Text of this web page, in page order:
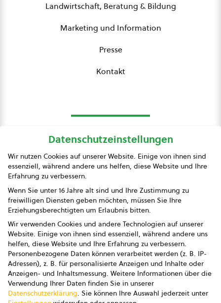
Landwirtschaft, Beratung & Bildung
Marketing und Information
Presse
Kontakt
Presse
Impressum
Datenschutz
AGB
AGB Marketing GmbH
AGB Bildung
Newsletter
Datenschutzeinstellungen
Wir nutzen Cookies auf unserer Website. Einige von ihnen sind
essenziell, während andere uns helfen, diese Website und Ihre
Erfahrung zu verbessern.
Wenn Sie unter 16 Jahre alt sind und Ihre Zustimmung zu
freiwilligen Diensten geben möchten, müssen Sie Ihre
Erziehungsberechtigten um Erlaubnis bitten.
Wir verwenden Cookies und andere Technologien auf unserer
Website. Einige von ihnen sind essenziell, während andere uns
helfen, diese Website und Ihre Erfahrung zu verbessern.
Personenbezogene Daten können verarbeitet werden (z. B. IP-
Adressen), z. B. für personalisierte Anzeigen und Inhalte oder
Anzeigen- und Inhaltsmessung. Weitere Informationen über die
Verwendung Ihrer Daten finden Sie in unserer
Datenschutzerklärung. Sie können Ihre Auswahl jederzeit unter